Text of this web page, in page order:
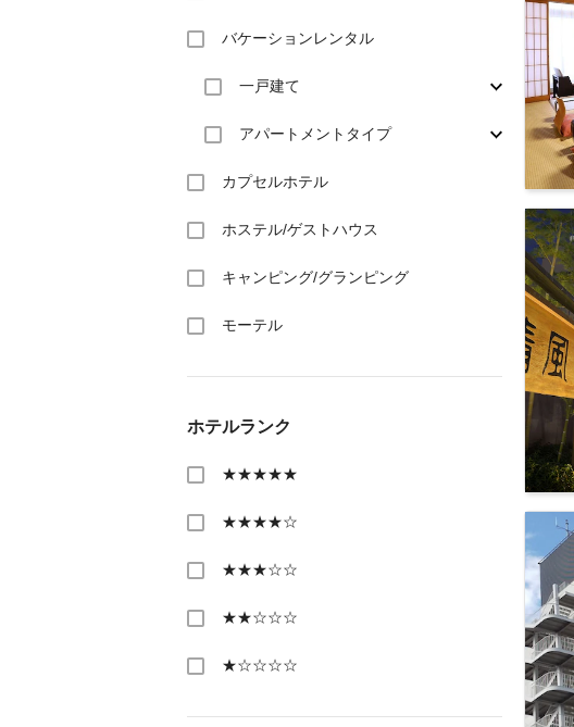
バケーションレンタル
一戸建て
アパートメントタイプ
カプセルホテル
ホステル/ゲストハウス
キャンピング/グランピング
モーテル
ホテルランク
★★★★★
★★★★☆
★★★☆☆
★★☆☆☆
★☆☆☆☆